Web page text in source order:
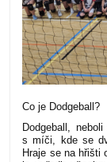
Co je Dodgeball?
Dodgeball,
s míči, kde se
Hraje se na hřišti